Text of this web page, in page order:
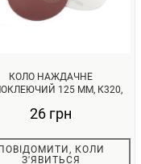
КОЛО НАЖДАЧНЕ
125 ММ, К320,
26 грн
ПОВІДОМИТИ, КОЛИ
З'ЯВИТЬСЯ